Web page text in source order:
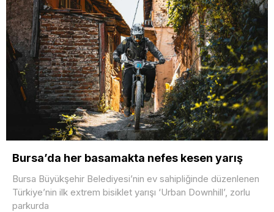
Bursa’da her basamakta nefes kesen yarış
Bursa Büyükşehir Belediyesi’nin ev sahipliğinde düzenlenen
Türkiye’nin ilk extrem bisiklet yarışı ‘Urban Downhill’, zorlu
parkurda